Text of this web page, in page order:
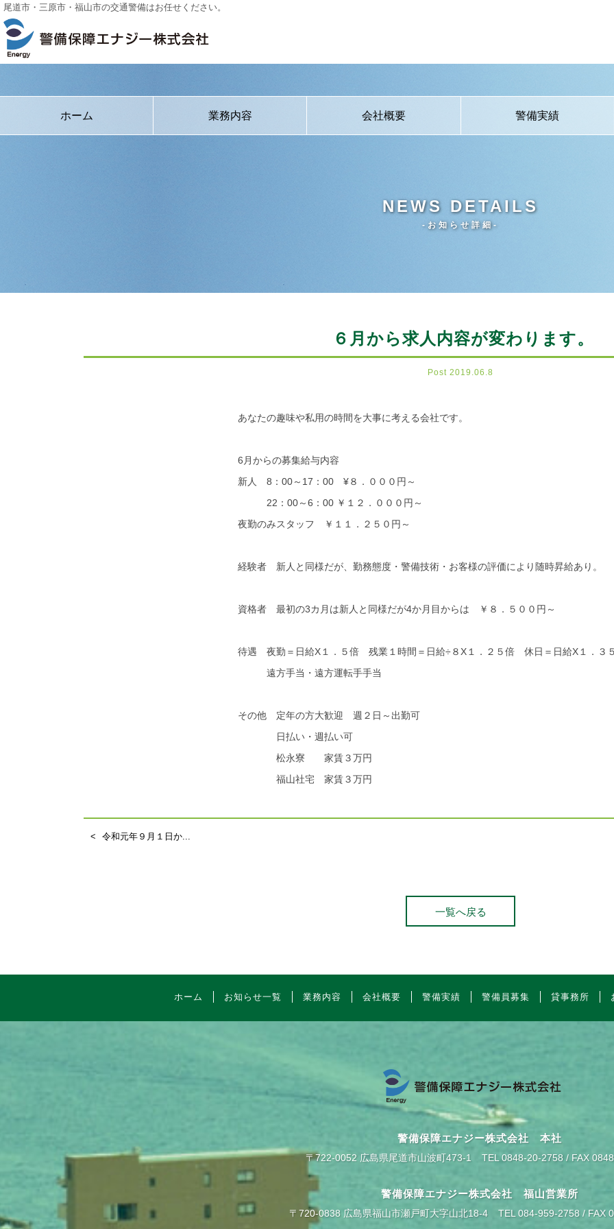
尾道市・三原市・福山市の交通警備はお任せください。
ホーム 業務内容 会社概要 警備実績
NEWS DETAILS
-お知らせ詳細-
６月から求人内容が変わります。
Post 2019.06.8
あなたの趣味や私用の時間を大事に考える会社です。
6月からの募集給与内容
新人 8：00～17：00 ¥８．０００円～
22：00～6：00 ￥１２．０００円～
夜勤のみスタッフ ￥１１．２５０円～
経験者 新人と同様だが、勤務態度・警備技術・お客様の評価により随時昇給あり。
資格者 最初の3カ月は新人と同様だが4か月目からは ￥８．５００円～
待遇 夜勤＝日給X１．５倍 残業１時間＝日給÷８X１．２５倍 休日＝日給X１．３
遠方手当・遠方運転手手当
その他 定年の方大歓迎 週２日～出勤可
日払い・週払い可
松永寮 家賃３万円
福山社宅 家賃３万円
令和元年９月１日か...
一覧へ戻る
ホーム お知らせ一覧 業務内容 会社概要 警備実績 警備員募集 貸事務所
警備保障エナジー株式会社 本社
〒722-0052 広島県尾道市山波町473-1 TEL 0848-20-2758 / FAX
警備保障エナジー株式会社 福山営業所
〒720-0838 広島県福山市瀬戸町大字山北18-4 TEL 084-959-2758 / FAX